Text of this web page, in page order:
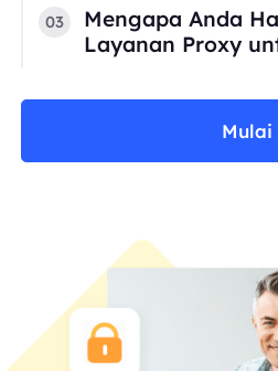
03
Mengapa Anda
Layanan Proxy
Mulai